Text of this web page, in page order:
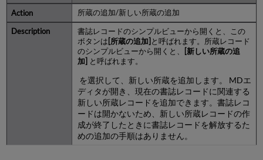
所蔵の追加/新しい所蔵の追加
書誌レコードのシンプルビューから開くと、この
ボタンは [所蔵の追加] と呼ばれます。所蔵レコード
のシンプルビューから開くと、
[新しい所蔵の追
加]
と呼ばれます。
を選択して、新しい所蔵を追加します。 MDエ
ディタが開き、現在の書誌レコードに関連する
新しい所蔵レコードを追加できます。書誌レコ
ードは開かないため、新しい所蔵レコードの作
成が終了したときに書誌レコードを解放するた
めの追加の手順はありません。